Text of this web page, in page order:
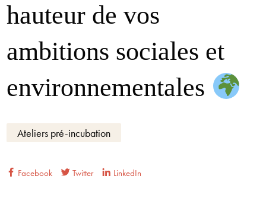
hauteur de vos
ambitions sociales et
environnementales
Ateliers pré-incubation
Facebook Twitter LinkedIn